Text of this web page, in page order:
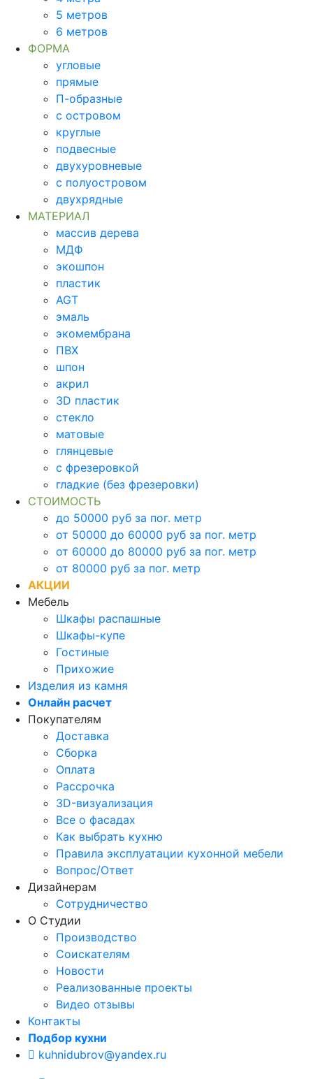
5 метров
6 метров
ФОРМА
угловые
прямые
П-образные
с островом
круглые
подвесные
двухуровневые
с полуостровом
двухрядные
МАТЕРИАЛ
массив дерева
МДФ
экошпон
пластик
AGT
эмаль
экомембрана
ПВХ
шпон
акрил
3D пластик
стекло
матовые
глянцевые
с фрезеровкой
гладкие (без фрезеровки)
СТОИМОСТЬ
до 50000 руб за пог. метр
от 50000 до 60000 руб за пог. метр
от 60000 до 80000 руб за пог. метр
от 80000 руб за пог. метр
АКЦИИ
Мебель
Шкафы распашные
Шкафы-купе
Гостиные
Прихожие
Изделия из камня
Онлайн расчет
Покупателям
Доставка
Сборка
Оплата
Рассрочка
3D-визуализация
Все о фасадах
Как выбрать кухню
Правила эксплуатации кухонной мебели
Вопрос/Ответ
Дизайнерам
Сотрудничество
О Студии
Производство
Соискателям
Новости
Реализованные проекты
Видео отзывы
Контакты
Подбор кухни
kuhnidubrov@yandex.ru